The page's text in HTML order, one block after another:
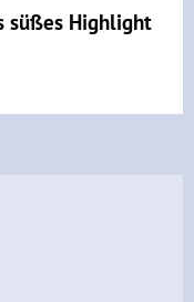
süßes Highlight